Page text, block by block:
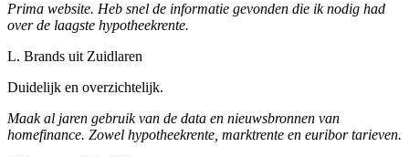
Prima website. Heb snel de informatie gevonden die ik nodig had
over de laagste hypotheekrente.
L. Brands uit Zuidlaren
Duidelijk en overzichtelijk.
Maak al jaren gebruik van de data en nieuwsbronnen van
homefinance. Zowel hypotheekrente, marktrente en euribor tarieven.